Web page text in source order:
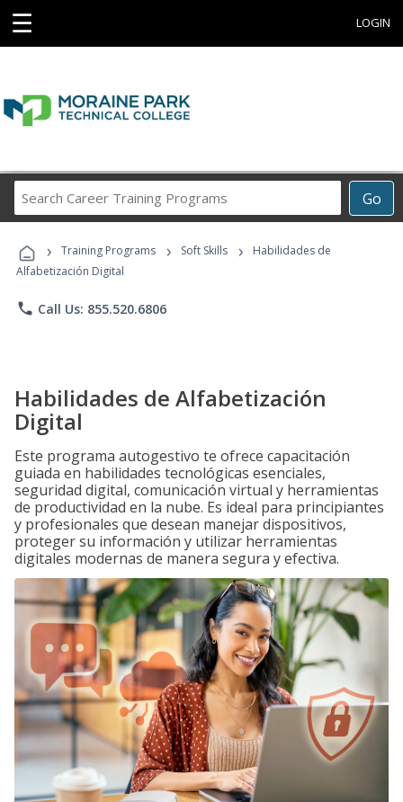
☰ LOGIN
Go
Career
Programs
› Training Programs › Soft Skills ›
Habilidades de
Alfabetización Digital
phone Call Us: 855.520.6806
Habilidades de Alfabetización
Digital
Este programa autogestivo te ofrece capacitación
guiada en habilidades tecnológicas esenciales,
seguridad digital, comunicación virtual y herramientas
de productividad en la nube. Es ideal para principiantes
y profesionales que desean manejar dispositivos,
proteger su información y utilizar herramientas
digitales modernas de manera segura y efectiva.